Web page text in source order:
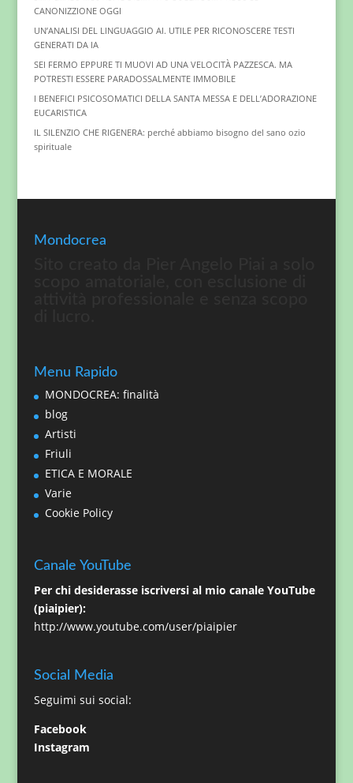
CANONIZZIONE OGGI
UN’ANALISI DEL LINGUAGGIO AI. UTILE PER RICONOSCERE TESTI
GENERATI DA IA
SEI FERMO EPPURE TI MUOVI AD UNA VELOCITÀ PAZZESCA. MA
POTRESTI ESSERE PARADOSSALMENTE IMMOBILE
I BENEFICI PSICOSOMATICI DELLA SANTA MESSA E DELL’ADORAZIONE
EUCARISTICA
IL SILENZIO CHE RIGENERA: perché abbiamo bisogno del sano ozio
spirituale
Mondocrea
Menu Rapido
MONDOCREA: finalità
blog
Artisti
Friuli
ETICA E MORALE
Varie
Cookie Policy
Canale YouTube
Per chi desiderasse iscriversi al mio canale YouTube
(piaipier):
http://www.youtube.com/user/piaipier
Social Media
Seguimi sui social:
Facebook
Instagram